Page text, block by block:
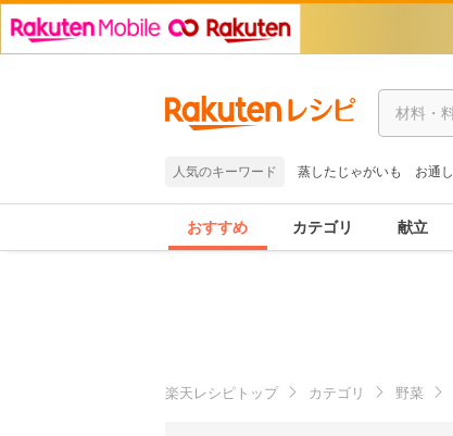
人気のキーワード 蒸したじゃがいも お通し
おすすめ カテゴリ 献立
楽天レシピトップ カテゴリ 野菜